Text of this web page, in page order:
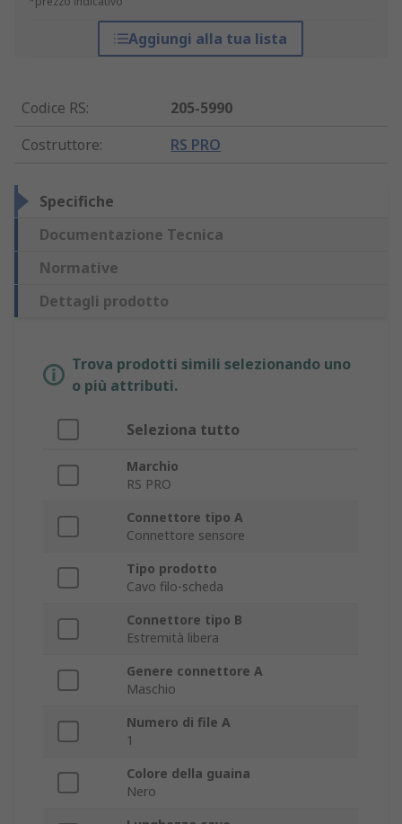
Aggiungi alla tua lista
Codice RS:
205-5990
Costruttore: RS PRO
Specifiche
Documentazione Tecnica
Normative
Dettagli prodotto
Trova prodotti simili selezionando uno
o più attributi.
Seleziona tutto
Marchio
RS PRO
Connettore tipo A
Connettore sensore
Tipo prodotto
Cavo filo-scheda
Connettore tipo B
Estremità libera
Genere connettore A
Maschio
Numero di file A
1
Colore della guaina
Nero